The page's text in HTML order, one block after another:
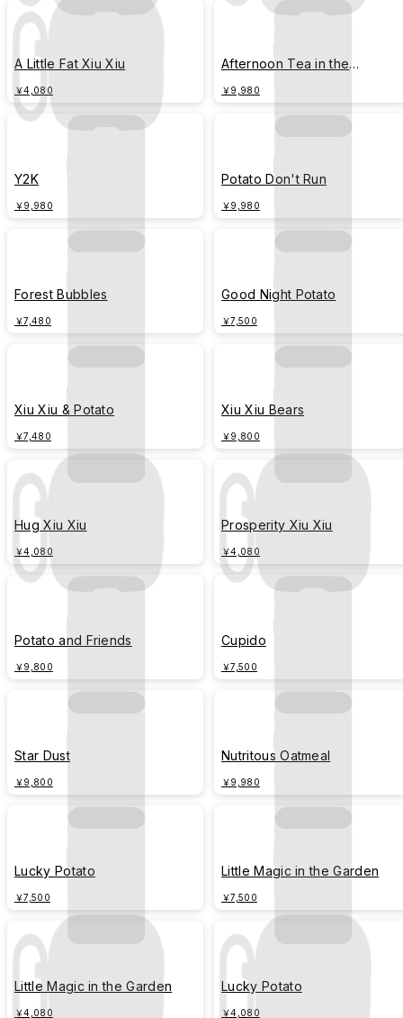
A Little Fat Xiu Xiu
￥4,080
Afternoon Tea in the
￥9,980
Y2K
￥9,980
Potato Don't Run
￥9,980
Forest Bubbles
￥7,480
Good Night Potato
￥7,500
Xiu Xiu & Potato
￥7,480
Xiu Xiu Bears
￥9,800
Hug Xiu Xiu
￥4,080
Prosperity Xiu Xiu
￥4,080
Potato and Friends
￥9,800
Cupido
￥7,500
Star Dust
￥9,800
Nutritous Oatmeal
￥9,980
Lucky Potato
￥7,500
Little Magic in the Garden
￥7,500
Little Magic in the Garden
￥4,080
Lucky Potato
￥4,080